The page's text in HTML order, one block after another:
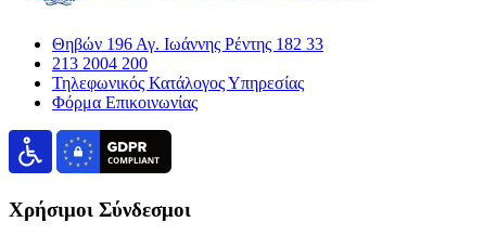
Θηβών 196 Αγ. Ιωάννης Ρέντης 182 33
213 2004 200
Τηλεφωνικός Κατάλογος Υπηρεσίας
Φόρμα Επικοινωνίας
Χρήσιμοι Σύνδεσμοι